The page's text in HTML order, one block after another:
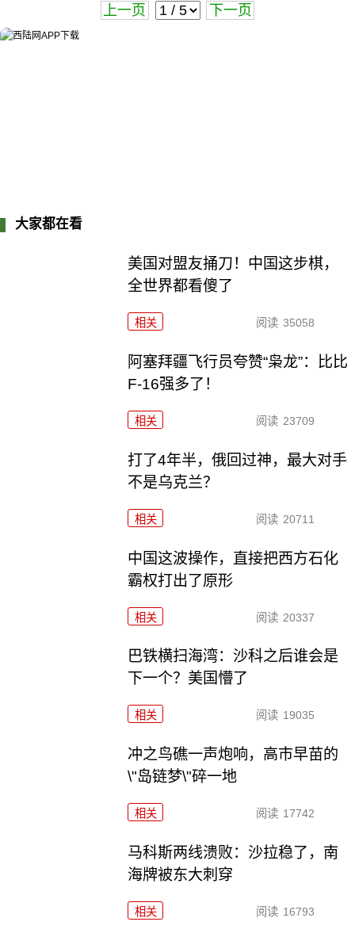
上一页 下一页
大家都在看
美国对盟友捅刀！中国这步棋，
全世界都看傻了
相关 阅读 35058
阿塞拜疆飞行员夸赞“枭龙”：比比
F-16强多了！
相关 阅读 23709
打了4年半，俄回过神，最大对手
不是乌克兰？
相关 阅读 20711
中国这波操作，直接把西方石化
霸权打出了原形
相关 阅读 20337
巴铁横扫海湾：沙科之后谁会是
下一个？美国懵了
相关 阅读 19035
冲之鸟礁一声炮响，高市早苗的
\"岛链梦\"碎一地
相关 阅读 17742
马科斯两线溃败：沙拉稳了，南
海牌被东大刺穿
相关 阅读 16793